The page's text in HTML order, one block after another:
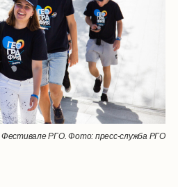
Фестивале РГО. Фото: пресс-служба РГО